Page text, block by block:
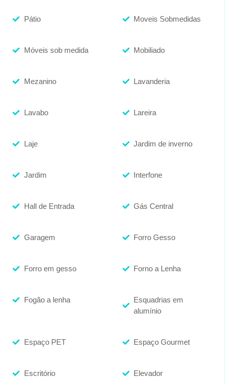
Pátio Moveis Sobmedidas
Móveis sob medida Mobiliado
Mezanino Lavanderia
Lavabo Lareira
Laje Jardim de inverno
Jardim Interfone
Hall de Entrada Gás Central
Garagem Forro Gesso
Forro em gesso Forno a Lenha
Fogão a lenha
Esquadrias em
alumínio
Espaço PET Espaço Gourmet
Escritório Elevador